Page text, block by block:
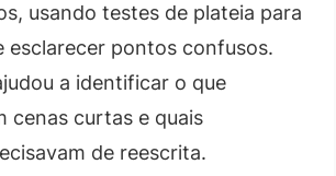
usando testes de plateia para
esclarecer pontos confusos.
a identificar o que
cenas curtas e quais
de reescrita.